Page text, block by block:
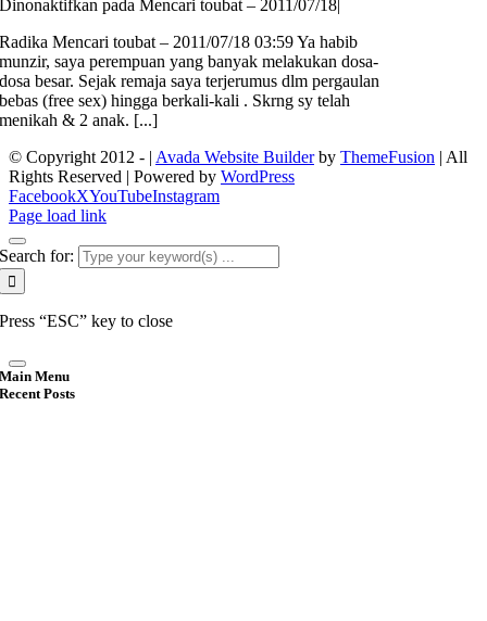
Dinonaktifkan pada Mencari toubat – 2011/07/18|
Radika Mencari toubat – 2011/07/18 03:59 Ya habib
munzir, saya perempuan yang banyak melakukan dosa-
dosa besar. Sejak remaja saya terjerumus dlm pergaulan
bebas (free sex) hingga berkali-kali . Skrng sy telah
menikah & 2 anak. [...]
© Copyright 2012 - | Avada Website Builderby ThemeFusion | All
Rights Reserved | Powered by WordPress
FacebookXYouTubeInstagram
Page load link
Search for:
Press “ESC” key to close
Main Menu
Recent Posts